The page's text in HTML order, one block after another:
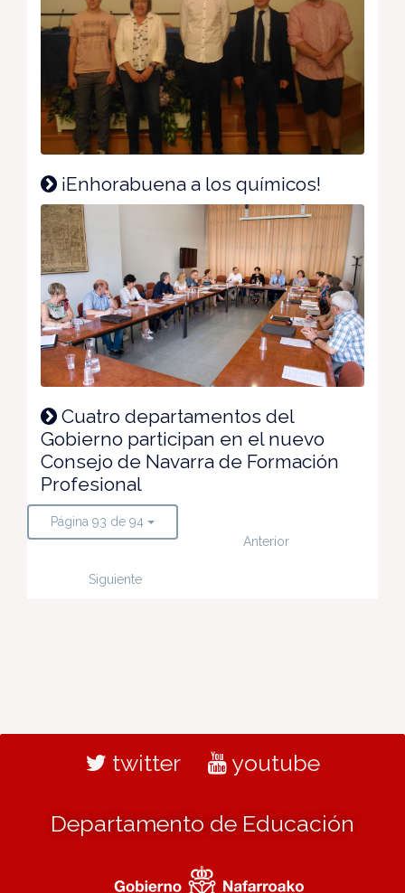
¡Enhorabuena a los químicos!
Cuatro departamentos del
Gobierno participan en el nuevo
Consejo de Navarra de Formación
Profesional
Página 93 de 94
Anterior
Siguiente
twitter youtube
Departamento de Educación